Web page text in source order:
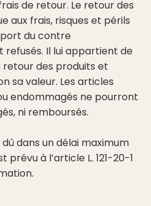
de retour. Le retour des
aux frais, risques et périls
port du contre
Il lui appartient de
des produits et
sa valeur. Les articles
endommagés ne pourront
ni remboursés.
dans un délai maximum
prévu à l’article L. 121-20-1